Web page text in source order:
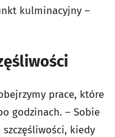
kulminacyjny –
prace, które
godzinach. – Sobie
kiedy